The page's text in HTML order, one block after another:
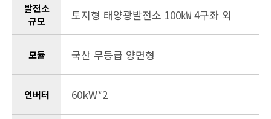
발전소
규모
토지형 태양광발전소 100㎾ 4구좌 외
모듈 국산 무등급 양면형
인버터 60kW*2